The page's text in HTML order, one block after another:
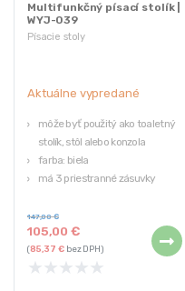
Písacie stoly
Multifunkčný písací stolík |
WYJ-039
Aktuálne vypredané
môže byť použitý ako toaletný
stolík, stôl alebo konzola
farba: biela
má 3 priestranné zásuvky
šírka 120 cm, hĺbka: 45 cm, výška:
75 cm
105,00€
147,00€
(85,37€bez DPH)
★ ★ ★ ★ ★